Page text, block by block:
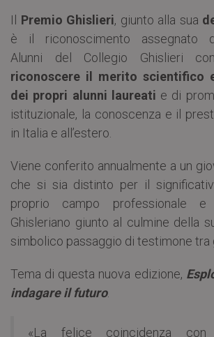
Il Premio Ghislieri, giunto alla sua
è il riconoscimento assegnato
Alunni del Collegio Ghislieri
riconoscere il merito scientifico
dei propri alunni laureati e di
istituzionale, la conoscenza e il
in Italia e all’estero.
Viene conferito annualmente a un
che si sia distinto per il
proprio campo professionale
Ghisleriano giunto al culmine della
simbolico passaggio di testimone tra
Tema di questa nuova edizione,
indagare il futuro.
«La felice coincidenza